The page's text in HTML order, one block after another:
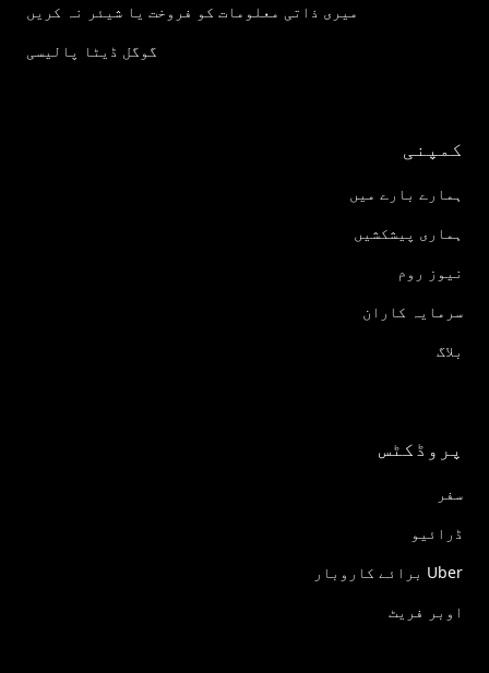
میری ذاتی معلومات کو فروخت یا شیئر نہ کریں
گوگل ڈیٹا پالیسی
کمپنی
ہمارے بارے میں
ہماری پیشکشیں
نیوز روم
سرمایہ کاران
بلاگ
پروڈکٹس
سفر
ڈرائیو
Uber برائے کاروبار
اوبر فریٹ